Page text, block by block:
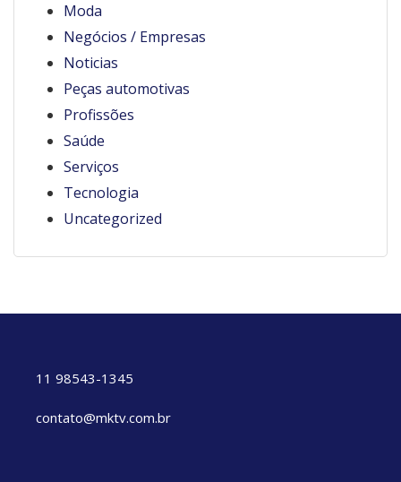
Moda
Negócios / Empresas
Noticias
Peças automotivas
Profissões
Saúde
Serviços
Tecnologia
Uncategorized
11 98543-1345
contato@mktv.com.br